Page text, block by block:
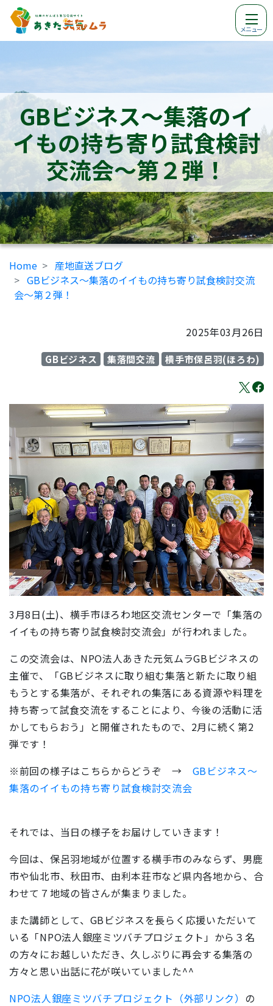
メニュー
GBビジネス～集落のイ
イもの持ち寄り試食検討
交流会～第２弾！
Home
産地直送ブログ
GBビジネス～集落のイイもの持ち寄り試食検討交流
会～第２弾！
2025年03月26日
GBビジネス 集落間交流 横手市保呂羽(ほろわ)
3月8日(土)、横手市ほろわ地区交流センターで「集落の
イイもの持ち寄り試食検討交流会」が行われました。
この交流会は、NPO法人あきた元気ムラGBビジネスの
主催で、「GBビジネスに取り組む集落と新たに取り組
もうとする集落が、それぞれの集落にある資源や料理を
持ち寄って試食交流をすることにより、今後の活動に活
かしてもらおう」と開催されたもので、 2月に続く第2
弾です！
※前回の様子はこちらからどうぞ → GBビジネス～
集落のイイもの持ち寄り試食検討交流会
それでは、当日の様子をお届けしていきます！
今回は、 保呂羽地域が位置する横手市のみならず、男鹿
市や仙北市、秋田市、由利本荘市など県内各地から、合
わせて７地域の皆さんが集まりました。
また講師として、GBビジネスを長らく応援いただいて
いる「NPO法人銀座ミツバチプロジェクト」から３名
の方々にお越しいただき、久しぶりに再会する集落の
方々と思い出話に花が咲いていました^^
NPO法人銀座ミツバチプロジェクト（外部リンク） の